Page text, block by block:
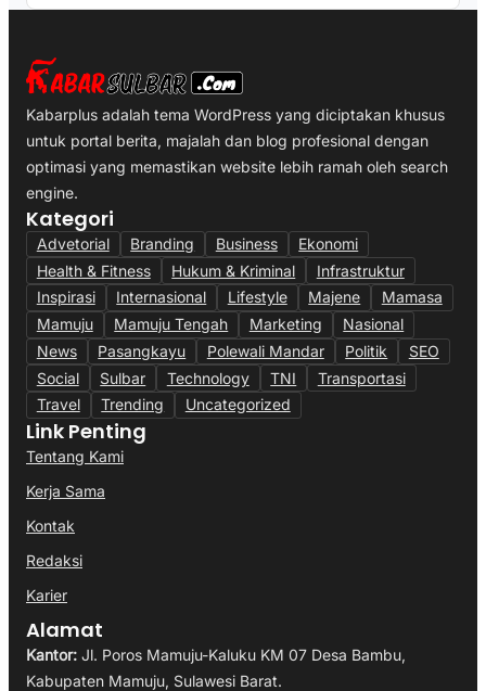
Kabarplus adalah tema WordPress yang diciptakan khusus
untuk portal berita, majalah dan blog profesional dengan
optimasi yang memastikan website lebih ramah oleh search
engine.
Kategori
Advetorial Branding Business
Ekonomi
Health & Fitness
Hukum & Kriminal
Infrastruktur
Inspirasi
Internasional Lifestyle Majene
Mamasa
Mamuju
Mamuju Tengah Marketing
Nasional
News
Pasangkayu Polewali Mandar Politik
SEO
Social
Sulbar Technology TNI
Transportasi
Travel
Trending Uncategorized
Link Penting
Tentang Kami
Kerja Sama
Kontak
Redaksi
Karier
Alamat
Kantor: Jl. Poros Mamuju-Kaluku KM 07 Desa Bambu,
Kabupaten Mamuju, Sulawesi Barat.